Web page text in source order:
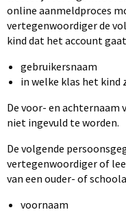
online aanmeldproces
vertegenwoordiger de
kind dat het account
gebruikersnaam
in welke klas het kind
De voor- en achternaam
niet ingevuld te worden.
De volgende
vertegenwoordiger of
van een ouder- of
voornaam